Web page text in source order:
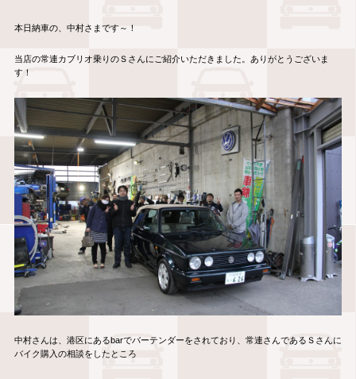
本日納車の、中村さまです～！
当店の常連カブリオ乗りのＳさんにご紹介いただきました。ありがとうございま
す！
中村さんは、港区にあるbarでバーテンダーをされており、常連さんであるＳさんに
バイク購入の相談をしたところ